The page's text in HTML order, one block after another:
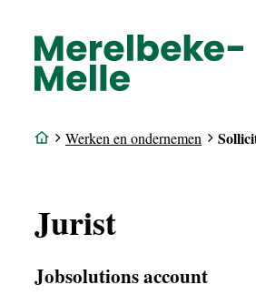
Werken en ondernemen
Jurist
Jobsolutions account